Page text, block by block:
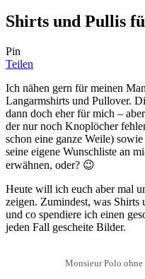
Shirts und Pullis
Pin
Teilen
Ich nähen gern für meinen
Langarmshirts und Pullover.
dann doch eher für mich –
der nur noch Knoplöcher
schon eine ganze Weile)
seine eigene Wunschliste an
erwähnen, oder? 😉
Heute will ich euch aber mal
zeigen. Zumindest, was Shirts
und co spendiere ich einen
jeden Fall gescheite Bilder.
Monsieur Polo